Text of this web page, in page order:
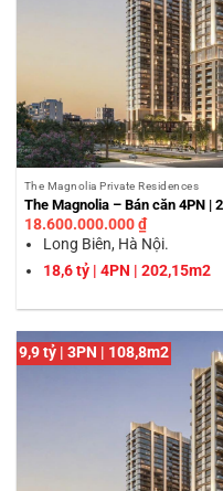
The Magnolia Private Residences
The Magnolia – Bán căn 4PN |
18.600.000.000₫
Long Biên, Hà Nội.
18,6 tỷ | 4PN | 202,15m2
9,9 tỷ | 3PN | 108,8m2